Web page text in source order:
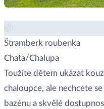
Štramberk roubenka
Chata/Chalupa
Toužíte dětem ukázat
chaloupce, ale nechcete
bazénu a skvělé